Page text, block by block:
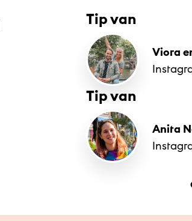
Tip van
Viora
Tip van
Anita